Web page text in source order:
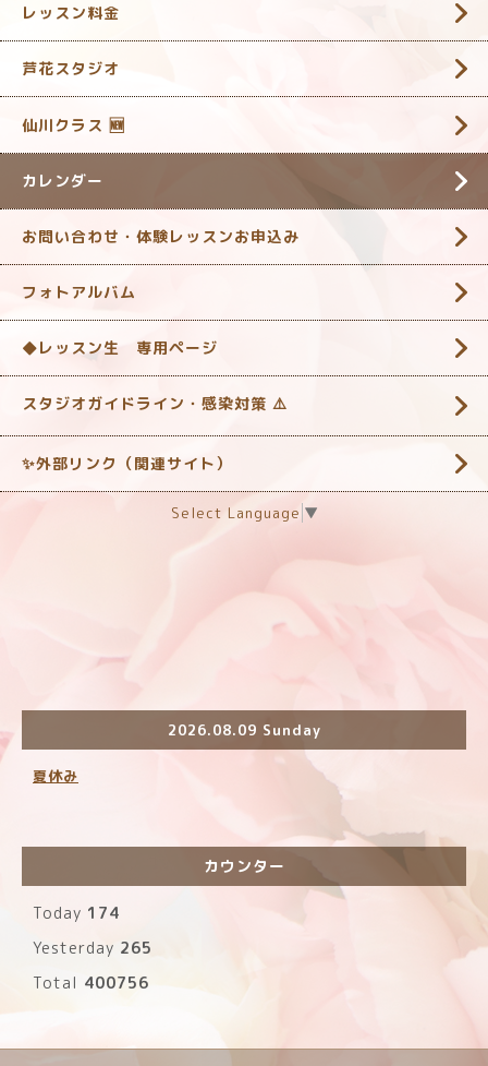
レッスン料金
芦花スタジオ
仙川クラス 🆕
カレンダー
お問い合わせ・体験レッスンお申込み
フォトアルバム
◆レッスン生 専用ページ
スタジオガイドライン・感染対策 ‎⚠️
✨外部リンク（関連サイト）
Select Language ▼
2026.08.09 Sunday
夏休み
カウンター
Today 174
Yesterday 265
Total 400756